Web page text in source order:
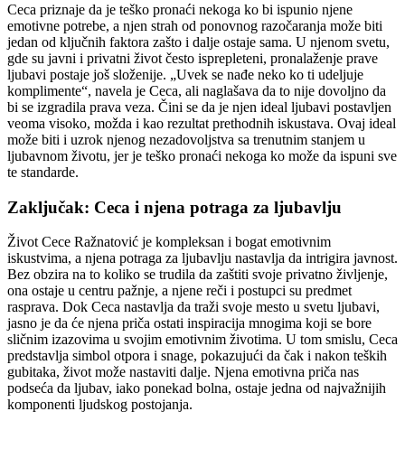
Ceca priznaje da je teško pronaći nekoga ko bi ispunio njene
emotivne potrebe, a njen strah od ponovnog razočaranja može biti
jedan od ključnih faktora zašto i dalje ostaje sama. U njenom svetu,
gde su javni i privatni život često isprepleteni, pronalaženje prave
ljubavi postaje još složenije. „Uvek se nađe neko ko ti udeljuje
komplimente“, navela je Ceca, ali naglašava da to nije dovoljno da
bi se izgradila prava veza. Čini se da je njen ideal ljubavi postavljen
veoma visoko, možda i kao rezultat prethodnih iskustava. Ovaj ideal
može biti i uzrok njenog nezadovoljstva sa trenutnim stanjem u
ljubavnom životu, jer je teško pronaći nekoga ko može da ispuni sve
te standarde.
Zaključak: Ceca i njena potraga za ljubavlju
Život Cece Ražnatović je kompleksan i bogat emotivnim
iskustvima, a njena potraga za ljubavlju nastavlja da intrigira javnost.
Bez obzira na to koliko se trudila da zaštiti svoje privatno življenje,
ona ostaje u centru pažnje, a njene reči i postupci su predmet
rasprava. Dok Ceca nastavlja da traži svoje mesto u svetu ljubavi,
jasno je da će njena priča ostati inspiracija mnogima koji se bore
sličnim izazovima u svojim emotivnim životima. U tom smislu, Ceca
predstavlja simbol otpora i snage, pokazujući da čak i nakon teških
gubitaka, život može nastaviti dalje. Njena emotivna priča nas
podseća da ljubav, iako ponekad bolna, ostaje jedna od najvažnijih
komponenti ljudskog postojanja.